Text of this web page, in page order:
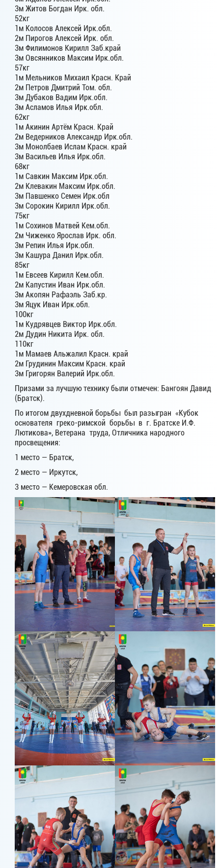
3м Житов Богдан Ирк. обл.
52кг
1м Колосов Алексей Ирк.обл.
2м Пирогов Алексей Ирк. обл.
3м Филимонов Кирилл Заб.край
3м Овсянников Максим Ирк.обл.
57кг
1м Мельников Михаил Красн. Край
2м Петров Дмитрий Том. обл.
3м Дубаков Вадим Ирк.обл.
3м Асламов Илья Ирк.обл.
62кг
1м Акинин Артём Красн. Край
2м Ведерников Александр Ирк.обл.
3м Монолбаев Ислам Красн. край
3м Васильев Илья Ирк.обл.
68кг
1м Савкин Максим Ирк.обл.
2м Клевакин Максим Ирк.обл.
3м Павшенко Семен Ирк.обл
3м Сорокин Кирилл Ирк.обл.
75кг
1м Сохинов Матвей Кем.обл.
2м Чиженко Ярослав Ирк. обл.
3м Репин Илья Ирк.обл.
3м Кашура Данил Ирк.обл.
85кг
1м Евсеев Кирилл Кем.обл.
2м Капустин Иван Ирк.обл.
3м Акопян Рафаэль Заб.кр.
3м Яцук Иван Ирк.обл.
100кг
1м Кудрявцев Виктор Ирк.обл.
2м Дудин Никита Ирк. обл.
110кг
1м Мамаев Альжалил Красн. край
2м Грудинин Максим Красн. край
3м Григорян Валерий Ирк.обл.
Призами за лучшую технику были отмечен: Бангоян Давид
(Братск).
По итогом двухдневной борьбы был разыгран «Кубок
основателя греко-римской борьбы в г. Братске И.Ф.
Лютикова», Ветерана труда, Отличника народного
просвещения:
1 место — Братск,
2 место — Иркутск,
3 место — Кемеровская обл.